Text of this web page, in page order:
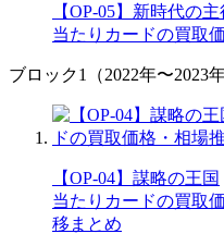
【OP-05】新時代の主
当たりカードの買取
ブロック1（2022年〜2023
【OP-04】謀略の王国
当たりカードの買取
移まとめ